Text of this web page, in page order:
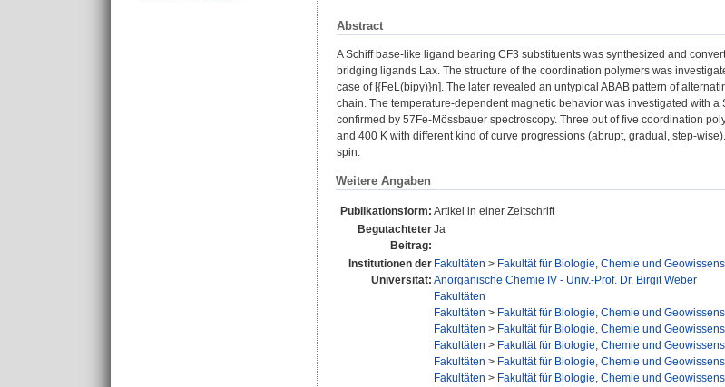
Abstract
A Schiff base‐like ligand bearing CF3 substituents was synthesized and
bridging ligands Lax. The structure of the coordination polymers was
case of [{FeL(bipy)}n]. The later revealed an untypical ABAB pattern of
chain. The temperature‐dependent magnetic behavior was investigated with
confirmed by 57Fe‐Mössbauer spectroscopy. Three out of five coordination
and 400 K with different kind of curve progressions (abrupt, gradual,
spin.
Weitere Angaben
Publikationsform: Artikel in einer Zeitschrift
Begutachteter
Beitrag:
Ja
Institutionen der
Universität:
Fakultäten > Fakultät für Biologie, Chemie und
Anorganische Chemie IV - Univ.-Prof. Dr. Birgit Weber
Fakultäten
Fakultäten > Fakultät für Biologie, Chemie und
Fakultäten > Fakultät für Biologie, Chemie und
Fakultäten > Fakultät für Biologie, Chemie und
Fakultäten > Fakultät für Biologie, Chemie und
Fakultäten > Fakultät für Biologie, Chemie und